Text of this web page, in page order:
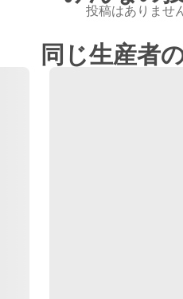
投稿はありませ
同じ生産者